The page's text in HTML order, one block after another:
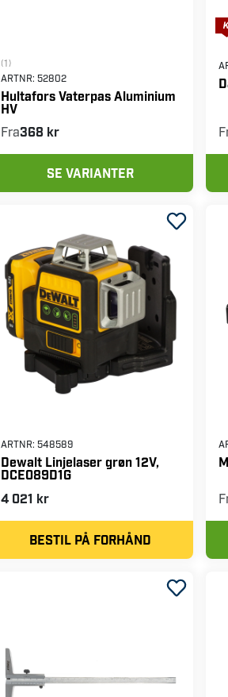
(1)
ARTNR: 52802
Hultafors Vaterpas Aluminium
HV
Fra368 kr
SE VARIANTER
ARTNR: 548589
Dewalt Linjelaser grøn 12V,
DCE089D1G
4 021 kr
BESTIL PÅ FORHÅND